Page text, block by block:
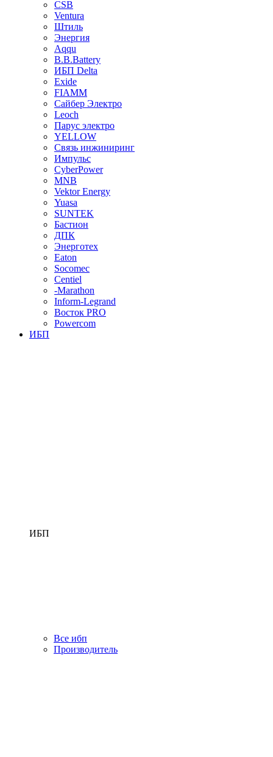
CSB
Ventura
Штиль
Энергия
Aqqu
B.B.Bаttery
ИБП Delta
Exide
FIAMM
Сайбер Электро
Leoch
Парус электро
YELLOW
Связь инжиниринг
Импульс
CyberPower
MNB
Vektor Energy
Yuasa
SUNTEK
Бастион
ДПК
Энерготех
Eaton
Socomec
Centiel
-Marathon
Inform-Legrand
Восток PRO
Powercom
ИБП
ИБП
Все ибп
Производитель